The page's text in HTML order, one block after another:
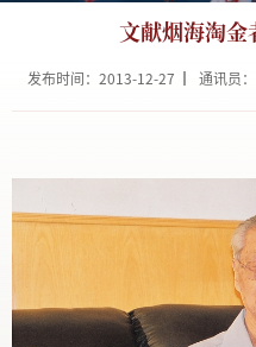
文献烟海淘
发布时间：2013-12-27 通讯员